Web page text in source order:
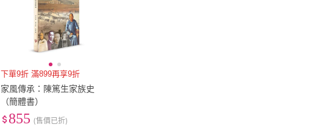
下單9折 滿899再享9折
家風傳承：陳篤生家族史
（簡體書）
855 (售價已折)